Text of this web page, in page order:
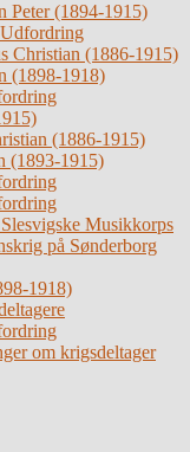
Peter (1894-1915)
Christian (1886-1915)
(1898-1918)
(1886-1915)
(1893-1915)
Musikkorps
på Sønderborg
1918)
om krigsdeltager